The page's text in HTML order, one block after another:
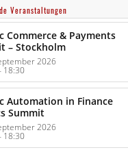
Veranstaltungen
Commerce & Payments
– Stockholm
2026
18:30
Automation in Finance
Summit
2026
18:30